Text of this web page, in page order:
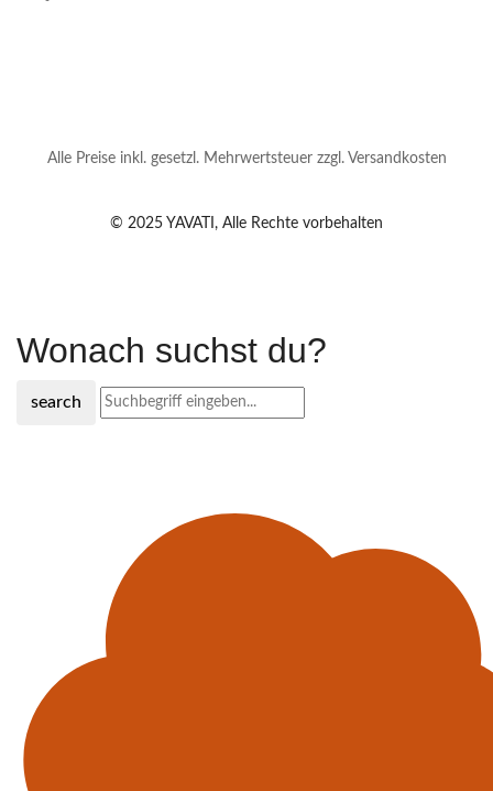
Alle Preise inkl. gesetzl. Mehrwertsteuer zzgl. Versandkosten
© 2025 YAVATI, Alle Rechte vorbehalten
Wonach suchst du?
search